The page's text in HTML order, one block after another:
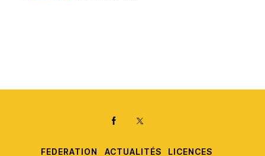
FEDERATION ACTUALITÉS LICENCES